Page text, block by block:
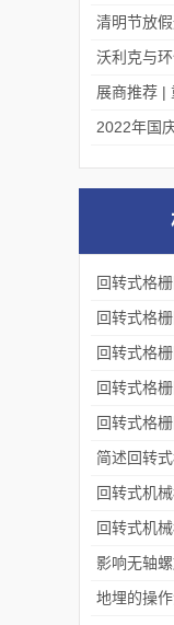
清明节放
沃利克与环
2022年国
回转式格
回转式格
回转式机
地埋的操